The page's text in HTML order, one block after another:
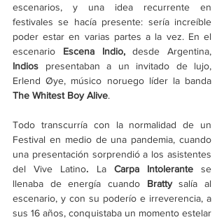
escenarios, y una idea recurrente en
festivales se hacía presente: sería increíble
poder estar en varias partes a la vez. En el
escenario Escena Indio,
Indios presentaban a un invitado de lujo,
The Whitest Boy Alive.
Todo transcurría con la normalidad de un
Festival en medio de una pandemia, cuando
una presentación sorprendió a los asistentes
del Vive Latino. La Carpa Intolerante se
llenaba de energía cuando Bratty salía al
escenario, y con su poderío e irreverencia, a
sus 16 años, conquistaba un momento estelar